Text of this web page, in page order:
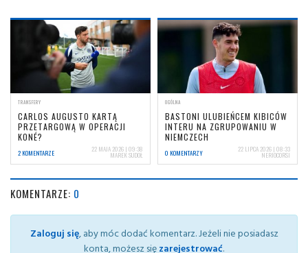
TRANSFERY
CARLOS AUGUSTO KARTĄ
PRZETARGOWĄ W OPERACJI
KONÉ?
2 KOMENTARZE 22 MAJA 2026 | 09:38
MAREK SUDOŁ
OGÓLNA
BASTONI ULUBIEŃCEM KIBICÓW
INTERU NA ZGRUPOWANIU W
NIEMCZECH
0 KOMENTARZY 22 LIPCA 2026 | 08:33
NERIOCORSI
KOMENTARZE: 0
Zaloguj się, aby móc dodać komentarz. Jeżeli nie posiadasz
konta, możesz sięzarejestrować.